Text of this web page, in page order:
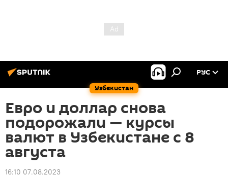
Узбекистан
РУС
Евро и доллар снова
подорожали — курсы
валют в Узбекистане с 8
августа
16:10 07.08.2023